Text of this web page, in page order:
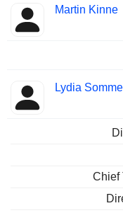
Martin Kinne
Lydia
Chief